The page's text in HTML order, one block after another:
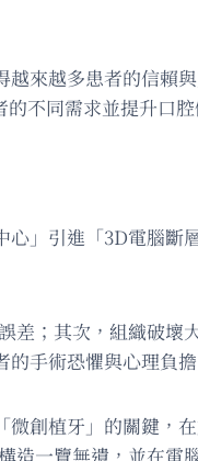
來越多患者的信賴
不同需求並提升口腔
」引進「3D電腦斷
差；其次，組織破壞
手術恐懼與心理負擔
創植牙」的關鍵，
造一覽無遺，並在電